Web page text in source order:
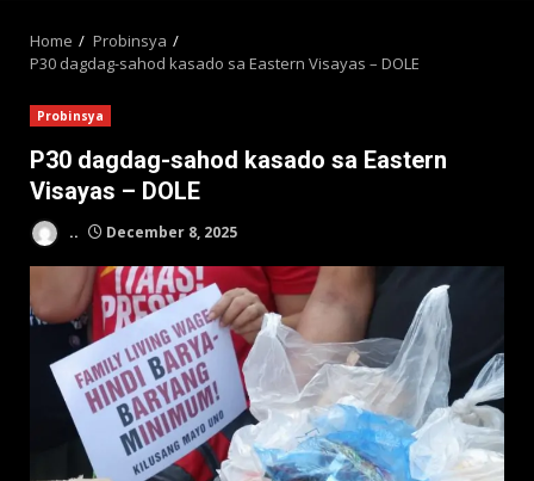
Home
Probinsya
P30 dagdag-sahod kasado sa Eastern Visayas – DOLE
Probinsya
P30 dagdag-sahod kasado sa Eastern
Visayas – DOLE
.. December 8, 2025